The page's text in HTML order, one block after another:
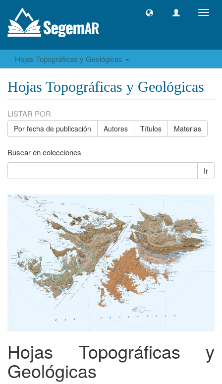
Hojas Topográficas y Geológicas
Hojas Topográficas y Geológicas
LISTAR POR
Por fecha de publicación Autores Títulos Materias
Buscar en colecciones
Ir
Hojas Topográficas y
Geológicas